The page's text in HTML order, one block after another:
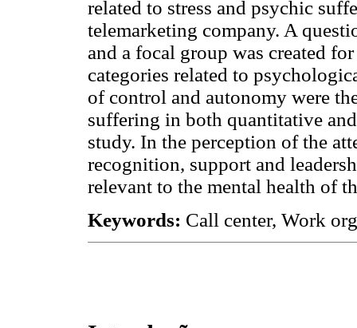
related to stress and psychic
telemarketing company. A
and a focal group was created
categories related to
of control and autonomy were
suffering in both quantitative
study. In the perception of the
recognition, support and
relevant to the mental health of
Keywords: Call center, Work